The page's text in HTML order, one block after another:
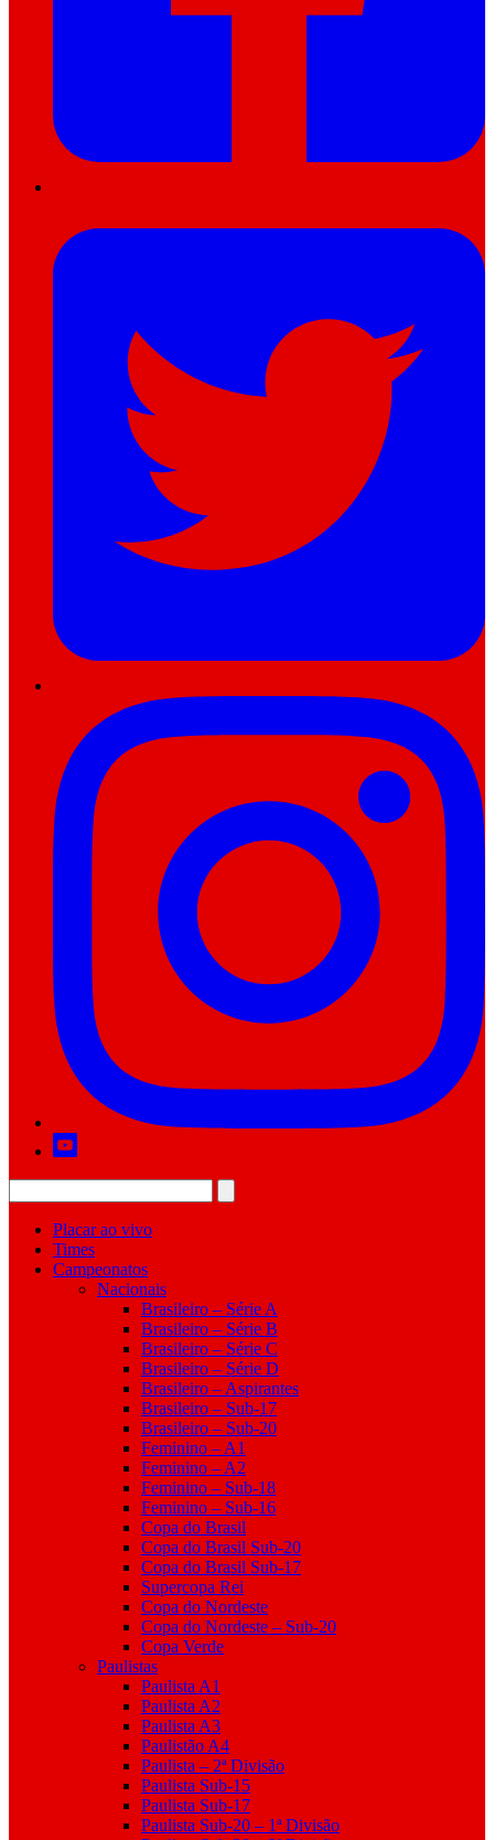
Placar ao vivo
Times
Campeonatos
Nacionais
Brasileiro – Série A
Brasileiro – Série B
Brasileiro – Série C
Brasileiro – Série D
Brasileiro – Aspirantes
Brasileiro – Sub-17
Brasileiro – Sub-20
Feminino – A1
Feminino – A2
Feminino – Sub-18
Feminino – Sub-16
Copa do Brasil
Copa do Brasil Sub-20
Copa do Brasil Sub-17
Supercopa Rei
Copa do Nordeste
Copa do Nordeste – Sub-20
Copa Verde
Paulistas
Paulista A1
Paulista A2
Paulista A3
Paulistão A4
Paulista – 2ª Divisão
Paulista Sub-15
Paulista Sub-17
Paulista Sub-20 – 1ª Divisão